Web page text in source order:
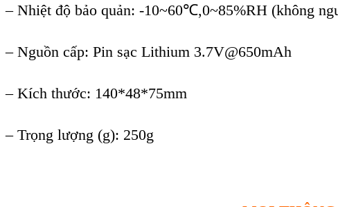
– Nhiệt độ bảo quản: -10~60℃,0~85%RH (không
– Nguồn cấp: Pin sạc Lithium 3.7V@650mAh
– Kích thước: 140*48*75mm
– Trọng lượng (g): 250g